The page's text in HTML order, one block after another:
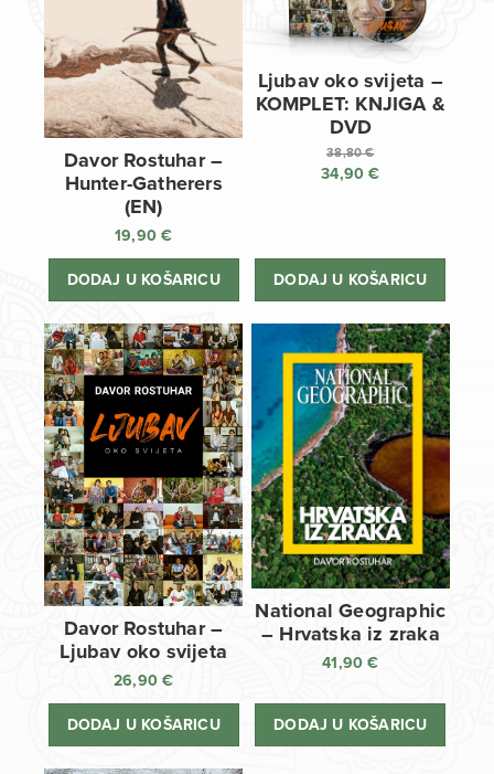
Davor Rostuhar –
Hunter-Gatherers
(EN)
19,90€
DODAJ U KOŠARICU
Ljubav oko svijeta –
KOMPLET: KNJIGA &
DVD
38,80€
Izvorna
38,80 €.
34,90€
34,90 €.
DODAJ U KOŠARICU
Davor Rostuhar –
Ljubav oko svijeta
26,90€
DODAJ U KOŠARICU
National Geographic
– Hrvatska iz zraka
41,90€
DODAJ U KOŠARICU